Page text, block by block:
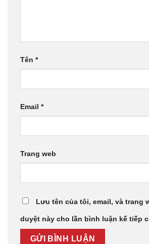
Tên *
Email *
Trang web
Lưu tên của tôi, email, và trang
duyệt này cho lần bình luận kế tiếp